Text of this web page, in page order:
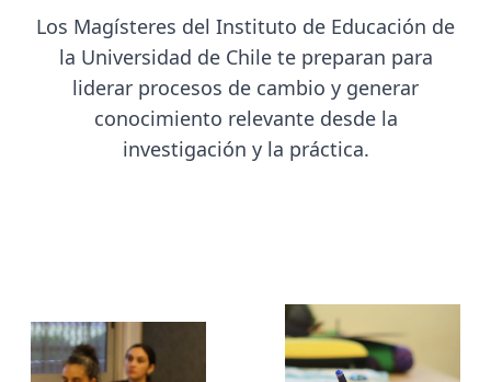
Los Magísteres del Instituto de Educación de
la Universidad de Chile te preparan para
liderar procesos de cambio y generar
conocimiento relevante desde la
investigación y la práctica.